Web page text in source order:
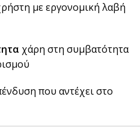
με εργονομική λαβή
χάρη στη συμβατότητα
που αντέχει στο